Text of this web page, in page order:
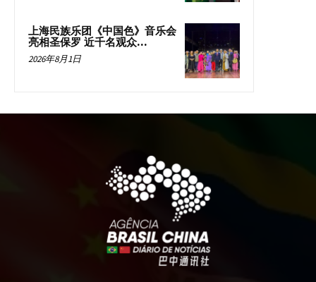
上海民族乐团《中国色》音乐会
亮相圣保罗 近千名观众...
2026年8月1日